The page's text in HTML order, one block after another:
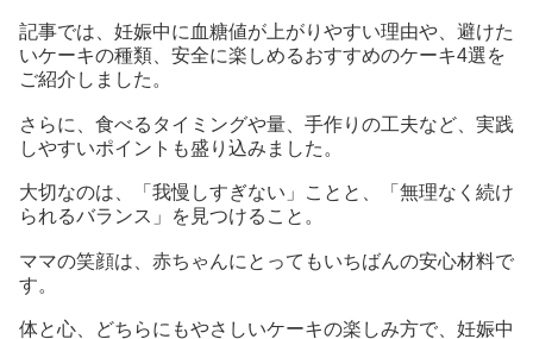
記事では、妊娠中に血糖値が上がりやすい理由や、避けた
いケーキの種類、安全に楽しめるおすすめのケーキ4選を
ご紹介しました。
さらに、食べるタイミングや量、手作りの工夫など、実践
しやすいポイントも盛り込みました。
大切なのは、「我慢しすぎない」ことと、「無理なく続け
られるバランス」を見つけること。
ママの笑顔は、赤ちゃんにとってもいちばんの安心材料で
す。
体と心、どちらにもやさしいケーキの楽しみ方で、妊娠中